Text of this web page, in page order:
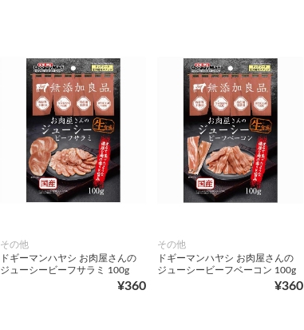
その他
ドギーマンハヤシ お肉屋さんの
ジューシービーフサラミ 100g
¥360
その他
ドギーマンハヤシ お肉屋さんの
ジューシービーフベーコン 100g
¥360